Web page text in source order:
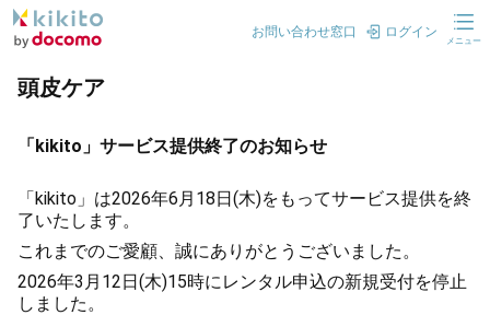
お問い合わせ窓口 ログイン
メニュー
頭皮ケア
「kikito」サービス提供終了のお知らせ
「kikito」は2026年6月18日(木)をもってサービス提供を終
了いたします。
これまでのご愛顧、誠にありがとうございました。
2026年3月12日(木)15時にレンタル申込の新規受付を停止
しました。